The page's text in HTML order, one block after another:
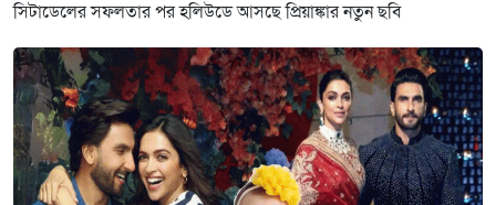
সিটাডেলের সফলতার পর হলিউডে আসছে প্রিয়াঙ্কার নতুন ছবি